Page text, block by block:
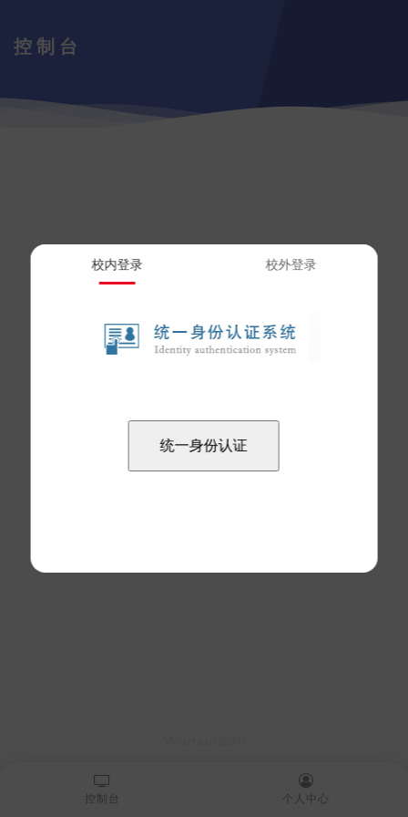
控制台
控制台 个人中心
校内登录 校外登录